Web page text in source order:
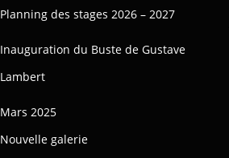
Planning des stages 2026 – 2027
Inauguration du Buste de Gustave
Lambert
Mars 2025
Nouvelle galerie